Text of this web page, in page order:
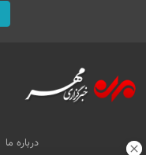
درباره ما